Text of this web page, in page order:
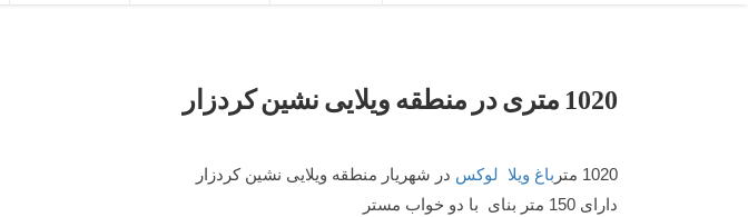
1020 متری در منطقه ویلایی نشین کردزار
1020 متر
باغ ویلا لوکس در شهریار منطقه ویلایی نشین کردزار
دارای 150 متر بنای با دو خواب مستر